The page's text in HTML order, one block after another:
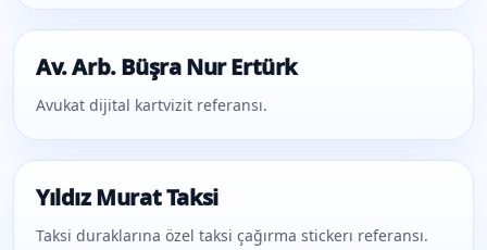
Av. Arb. Büşra Nur Ertürk
Avukat dijital kartvizit referansı.
Yıldız Murat Taksi
Taksi duraklarına özel taksi çağırma stickerı referansı.